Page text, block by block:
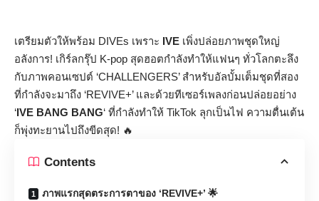
เตรียมตัวให้พร้อม DIVEs เพราะ IVE เพิ่งปล่อยภาพชุดใหญ่
อลังการ! เกิร์ลกรุ๊ป K-pop สุดฮอตกำลังทำให้แฟนๆ ทั่วโลกตะลึง
กับภาพคอนเซปต์ ‘CHALLENGERS’ สำหรับอัลบั้มเต็มชุดที่สอง
ที่กำลังจะมาถึง ‘REVIVE+’ และด้วยทีเซอร์เพลงก่อนปล่อยอย่าง
‘IVE BANG BANG‘ ที่กำลังทำให้ TikTok ลุกเป็นไฟ ความตื่นเต้น
ก็พุ่งทะยานไปถึงขีดสุด! 🔥
Contents
ภาพแรกสุดตระการตาของ ‘REVIVE+’ 🌟